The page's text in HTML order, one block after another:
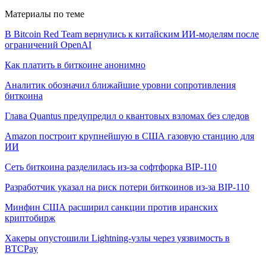
Материалы по теме
В Bitcoin Red Team вернулись к китайским ИИ-моделям после
ограничений OpenAI
Как платить в биткоине анонимно
Аналитик обозначил ближайшие уровни сопротивления
биткоина
Глава Quantus предупредил о квантовых взломах без следов
Amazon построит крупнейшую в США газовую станцию для
ИИ
Сеть биткоина разделилась из-за софтфорка BIP-110
Разработчик указал на риск потери биткоинов из-за BIP-110
Минфин США расширил санкции против иранских
криптобирж
Хакеры опустошили Lightning-узлы через уязвимость в
BTCPay